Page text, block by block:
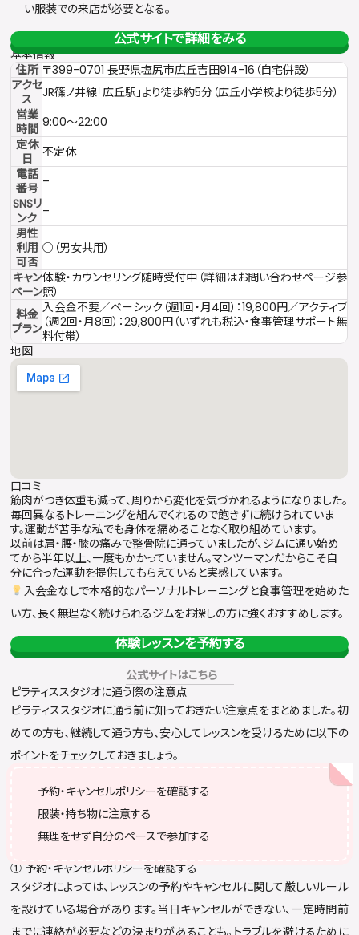
い服装での来店が必要となる。
公式サイトで詳細をみる
基本情報
住所 〒399-0701 長野県塩尻市広丘吉田914-16（自宅併設）
アクセ
ス
JR篠ノ井線「広丘駅」より徒歩約5分（広丘小学校より徒歩5分）
営業
時間 9:00〜22:00
定休
日
不定休
電話
番号 –
SNSリ
ンク –
男性
利用
可否
○（男女共用）
キャン
ペーン
体験・カウンセリング随時受付中（詳細はお問い合わせページ参
照）
料金
プラン
入会金不要／ベーシック（週1回・月4回）：19,800円／アクティブ
（週2回・月8回）：29,800円（いずれも税込・食事管理サポート無
料付帯）
地図
口コミ
筋肉がつき体重も減って、周りから変化を気づかれるようになりました。
毎回異なるトレーニングを組んでくれるので飽きずに続けられていま
す。運動が苦手な私でも身体を痛めることなく取り組めています。
以前は肩・腰・膝の痛みで整骨院に通っていましたが、ジムに通い始め
てから半年以上、一度もかかっていません。マンツーマンだからこそ自
分に合った運動を提供してもらえていると実感しています。
入会金なしで本格的なパーソナルトレーニングと食事管理を始めた
い方、長く無理なく続けられるジムをお探しの方に強くおすすめします。
体験レッスンを予約する
公式サイトはこちら
ピラティススタジオに通う際の注意点
ピラティススタジオに通う前に知っておきたい注意点をまとめました。初
めての方も、継続して通う方も、安心してレッスンを受けるために以下の
ポイントをチェックしておきましょう。
予約・キャンセルポリシーを確認する
服装・持ち物に注意する
無理をせず自分のペースで参加する
① 予約・キャンセルポリシーを確認する
スタジオによっては、レッスンの予約やキャンセルに関して厳しいルール
を設けている場合があります。当日キャンセルができない、一定時間前